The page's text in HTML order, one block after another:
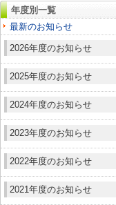
年度別一覧
最新のお知らせ
2026年度のお知らせ
2025年度のお知らせ
2024年度のお知らせ
2023年度のお知らせ
2022年度のお知らせ
2021年度のお知らせ